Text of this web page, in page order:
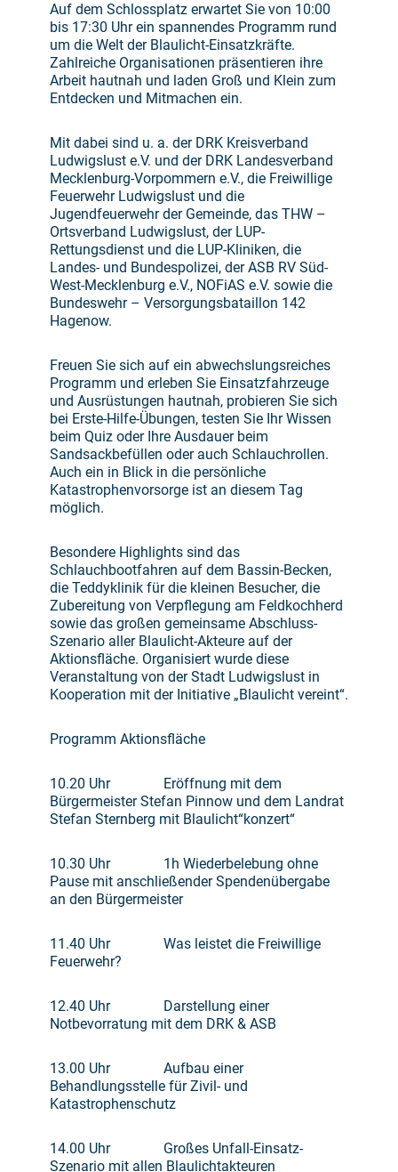
Auf dem Schlossplatz erwartet Sie von 10:00
bis 17:30 Uhr ein spannendes Programm rund
um die Welt der Blaulicht-Einsatzkräfte.
Zahlreiche Organisationen präsentieren ihre
Arbeit hautnah und laden Groß und Klein zum
Entdecken und Mitmachen ein.
Mit dabei sind u. a. der DRK Kreisverband
Ludwigslust e.V. und der DRK Landesverband
Mecklenburg-Vorpommern e.V., die Freiwillige
Feuerwehr Ludwigslust und die
Jugendfeuerwehr der Gemeinde, das THW –
Ortsverband Ludwigslust, der LUP-
Rettungsdienst und die LUP-Kliniken, die
Landes- und Bundespolizei, der ASB RV Süd-
West-Mecklenburg e.V., NOFiAS e.V. sowie die
Bundeswehr – Versorgungsbataillon 142
Hagenow.
Freuen Sie sich auf ein abwechslungsreiches
Programm und erleben Sie Einsatzfahrzeuge
und Ausrüstungen hautnah, probieren Sie sich
bei Erste-Hilfe-Übungen, testen Sie Ihr Wissen
beim Quiz oder Ihre Ausdauer beim
Sandsackbefüllen oder auch Schlauchrollen.
Auch ein in Blick in die persönliche
Katastrophenvorsorge ist an diesem Tag
möglich.
Besondere Highlights sind das
Schlauchbootfahren auf dem Bassin-Becken,
die Teddyklinik für die kleinen Besucher, die
Zubereitung von Verpflegung am Feldkochherd
sowie das großen gemeinsame Abschluss-
Szenario aller Blaulicht-Akteure auf der
Aktionsfläche. Organisiert wurde diese
Veranstaltung von der Stadt Ludwigslust in
Kooperation mit der Initiative „Blaulicht vereint“.
Programm Aktionsfläche
10.20 Uhr Eröffnung mit dem
Bürgermeister Stefan Pinnow und dem Landrat
Stefan Sternberg mit Blaulicht“konzert“
10.30 Uhr 1h Wiederbelebung ohne
Pause mit anschließender Spendenübergabe
an den Bürgermeister
11.40 Uhr Was leistet die Freiwillige
Feuerwehr?
12.40 Uhr Darstellung einer
Notbevorratung mit dem DRK & ASB
13.00 Uhr Aufbau einer
Behandlungsstelle für Zivil- und
Katastrophenschutz
14.00 Uhr Großes Unfall-Einsatz-
Szenario mit allen Blaulichtakteuren